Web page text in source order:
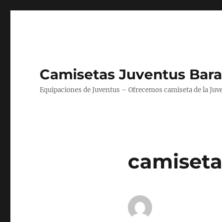
Camisetas Juventus
Equipaciones de Juventus – Ofrecemos camiseta de la